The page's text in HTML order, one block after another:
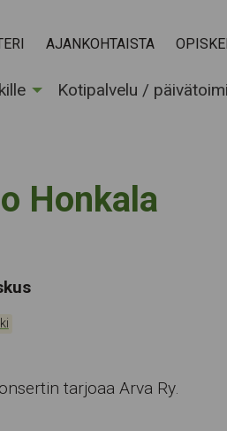
AJANKOHTAISTA
Kotipalvelu /
Honkala
tarjoaa Arva Ry.